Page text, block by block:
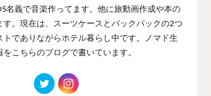
名義で音楽作ってます。他に旅動画作成や本の
す。現在は、スーツケースとバックパックの2つ
トでありながらホテル暮らし中です。ノマド生
こちらのブログで書いています。